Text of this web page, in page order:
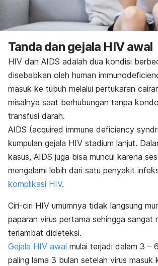
Tanda dan gejala HIV awal
HIV dan AIDS adalah dua kondisi
disebabkan oleh human
masuk ke tubuh melalui pertukaran
misalnya saat berhubungan tanpa
transfusi darah.
AIDS (acquired immune deficiency
kumpulan gejala HIV stadium lanjut.
kasus, AIDS juga bisa muncul karena
mengalami lebih dari satu penyakit
komplikasi HIV.
Ciri-ciri HIV umumnya tidak langsung
paparan virus pertama sehingga sangat
terlambat dideteksi.
Gejala HIV awal mulai terjadi dalam 3 –
paling lama 3 bulan setelah virus masuk